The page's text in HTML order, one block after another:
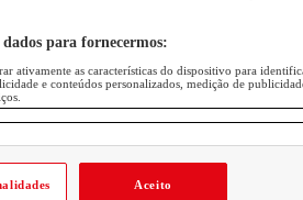
dados para fornecermos:
ativamente as características do dispositivo para
e conteúdos personalizados, medição de
Aceito